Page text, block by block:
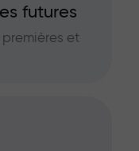
futures
premières et